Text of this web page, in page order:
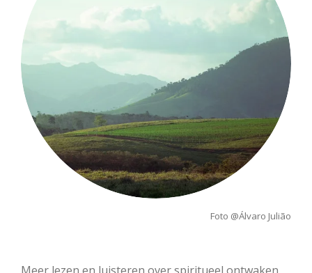
Foto @Álvaro Julião
Meer lezen en luisteren over spiritueel ontwaken